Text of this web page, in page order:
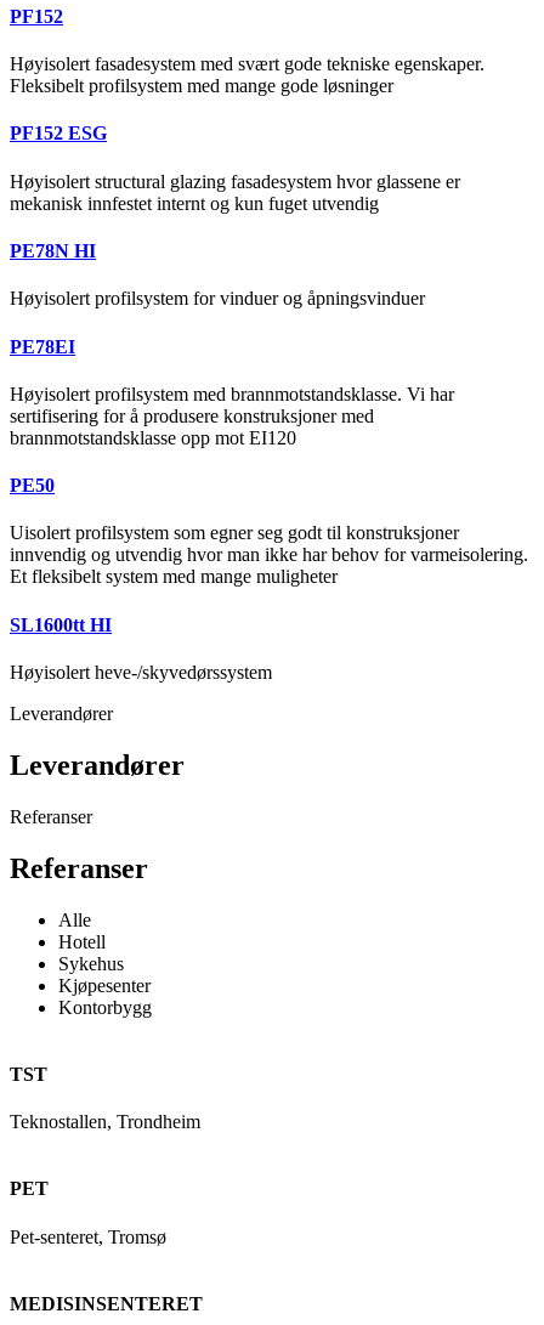
PF152
Høyisolert fasadesystem med svært gode tekniske egenskaper.
Fleksibelt profilsystem med mange gode løsninger
PF152 ESG
Høyisolert structural glazing fasadesystem hvor glassene er
mekanisk innfestet internt og kun fuget utvendig
PE78N HI
Høyisolert profilsystem for vinduer og åpningsvinduer
PE78EI
Høyisolert profilsystem med brannmotstandsklasse. Vi har
sertifisering for å produsere konstruksjoner med
brannmotstandsklasse opp mot EI120
PE50
Uisolert profilsystem som egner seg godt til konstruksjoner
innvendig og utvendig hvor man ikke har behov for varmeisolering.
Et fleksibelt system med mange muligheter
SL1600tt HI
Høyisolert heve-/skyvedørssystem
Leverandører
Leverandører
Referanser
Referanser
Alle
Hotell
Sykehus
Kjøpesenter
Kontorbygg
TST
Teknostallen, Trondheim
PET
Pet-senteret, Tromsø
MEDISINSENTERET